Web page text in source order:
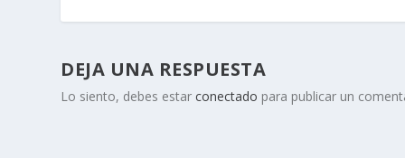
DEJA UNA RESPUESTA
Lo siento, debes estarconectado para publicar un